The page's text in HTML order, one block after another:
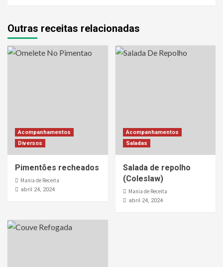
Outras receitas relacionadas
Acompanhamentos
Diversos
Pimentões recheados
Mania de Receita
abril 24, 2024
Acompanhamentos
Saladas
Salada de repolho
(Coleslaw)
Mania de Receita
abril 24, 2024